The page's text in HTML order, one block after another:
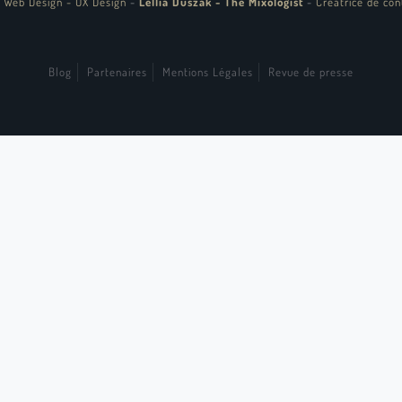
Blog Partenaires Mentions Légales Revue de presse